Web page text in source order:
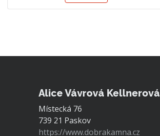
Alice Vávrová Kellnerová
Místecká 76
739 21 Paskov
https://www.dobrakamna.cz